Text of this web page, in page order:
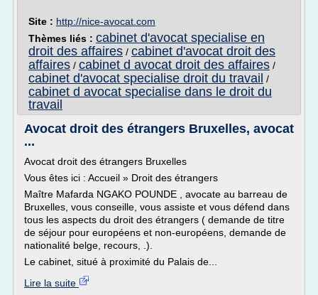
Site : http://nice-avocat.com
Thèmes liés : cabinet d'avocat specialise en
droit des affaires / cabinet d'avocat droit des
affaires / cabinet d avocat droit des affaires /
cabinet d'avocat specialise droit du travail /
cabinet d avocat specialise dans le droit du
travail
Avocat droit des étrangers Bruxelles, avocat
...
Avocat droit des étrangers Bruxelles
Vous êtes ici : Accueil » Droit des étrangers
Maître Mafarda NGAKO POUNDE , avocate au barreau de
Bruxelles, vous conseille, vous assiste et vous défend dans
tous les aspects du droit des étrangers ( demande de titre
de séjour pour européens et non-européens, demande de
nationalité belge, recours, .).
Le cabinet, situé à proximité du Palais de...
Lire la suite